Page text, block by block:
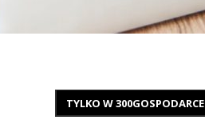
TYLKO W 300GOSPODARCE